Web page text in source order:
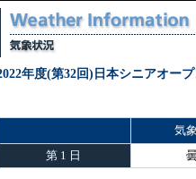
年度(第32回)日本シニアオー
気
第 1 日